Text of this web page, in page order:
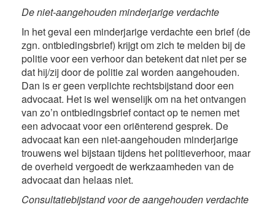
De niet-aangehouden minderjarige verdachte
In het geval een minderjarige verdachte een brief (de
zgn. ontbiedingsbrief) krijgt om zich te melden bij de
politie voor een verhoor dan betekent dat niet per se
dat hij/zij door de politie zal worden aangehouden.
Dan is er geen verplichte rechtsbijstand door een
advocaat. Het is wel wenselijk om na het ontvangen
van zo’n ontbiedingsbrief contact op te nemen met
een advocaat voor een oriënterend gesprek. De
advocaat kan een niet-aangehouden minderjarige
trouwens wel bijstaan tijdens het politieverhoor, maar
de overheid vergoedt de werkzaamheden van de
advocaat dan helaas niet.
Consultatiebijstand voor de aangehouden verdachte